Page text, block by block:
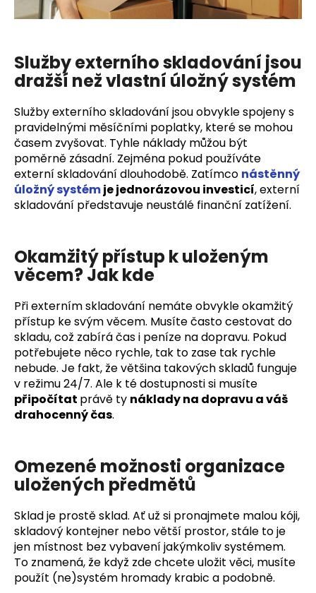
Služby externího skladování jsou
dražší než vlastní úložný systém
Služby externího skladování jsou obvykle spojeny s
pravidelnými měsíčními poplatky, které se mohou
časem zvyšovat. Tyhle náklady můžou být
poměrně zásadní. Zejména pokud používáte
externí skladování dlouhodobě. Zatímco nástěnný
úložný systémje jednorázovou investicí, externí
skladování představuje neustálé finanční zatížení.
Okamžitý přístup k uloženým
věcem? Jak kde
Při externím skladování nemáte obvykle okamžitý
přístup ke svým věcem. Musíte často cestovat do
skladu, což zabírá čas i peníze na dopravu. Pokud
potřebujete něco rychle, tak to zase tak rychle
nebude. Je fakt, že většina takových skladů funguje
v režimu 24/7. Ale k té dostupnosti si musíte
připočítat právě ty náklady na dopravu a váš
drahocenný čas.
Omezené možnosti organizace
uložených předmětů
Sklad je prostě sklad. Ať už si pronajmete malou kóji,
skladový kontejner nebo větší prostor, stále to je
jen místnost bez vybavení jakýmkoliv systémem.
To znamená, že když zde chcete uložit věci, musíte
použít (ne)systém hromady krabic a podobně.